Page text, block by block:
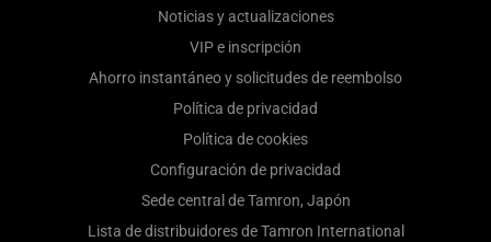
Noticias y actualizaciones
VIP e inscripción
Ahorro instantáneo y solicitudes de reembolso
Política de privacidad
Política de cookies
Configuración de privacidad
Sede central de Tamron, Japón
Lista de distribuidores de Tamron International